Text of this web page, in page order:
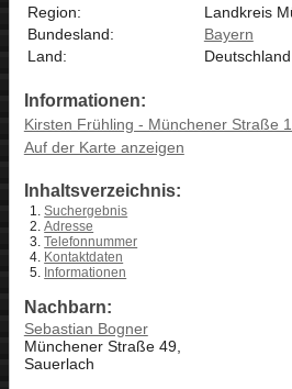
Region:
Landkreis
Bundesland:
Bayern
Land:
Deutschland
Informationen:
Kirsten Frühling - Münchener Straße
Auf der Karte anzeigen
Inhaltsverzeichnis:
Suchergebnis
Adresse
Telefonnummer
Kontaktdaten
Informationen
Nachbarn:
Sebastian Bogner
Münchener Straße 49,
Sauerlach